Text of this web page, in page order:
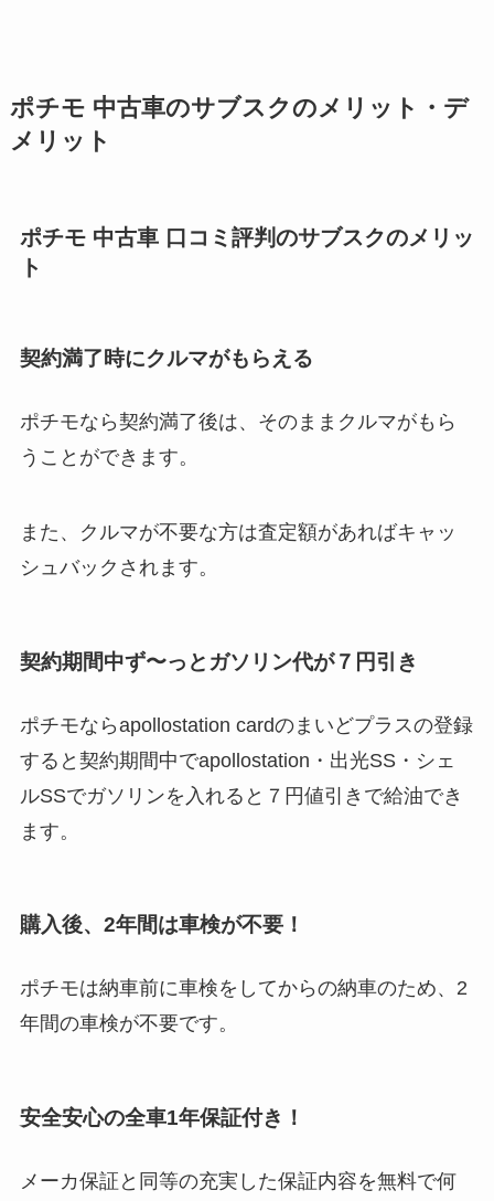
ポチモ 中古車のサブスクのメリット・デ
メリット
ポチモ 中古車 口コミ評判のサブスクのメリッ
ト
契約満了時にクルマがもらえる
ポチモなら契約満了後は、そのままクルマがもら
うことができます。
また、クルマが不要な方は査定額があればキャッ
シュバックされます。
契約期間中ず〜っとガソリン代が７円引き
ポチモならapollostation cardのまいどプラスの登録
すると契約期間中でapollostation・出光SS・シェ
ルSSでガソリンを入れると７円値引きで給油でき
ます。
購入後、2年間は車検が不要！
ポチモは納車前に車検をしてからの納車のため、2
年間の車検が不要です。
安全安心の全車1年保証付き！
メーカ保証と同等の充実した保証内容を無料で何